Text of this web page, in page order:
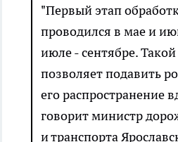
"Первый этап
проводился в мае и
июле - сентябре.
позволяет подавить
его распространение
говорит министр
и транспорта